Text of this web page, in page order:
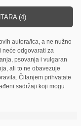
(4)
autora/ica, a ne nužno
neće odgovarati za
psovanja i vulgaran
ali to ne obavezuje
Čitanjem prihvatate
sadržaji koji mogu